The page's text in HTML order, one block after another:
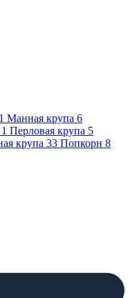
Манная крупа 6
1 Перловая крупа 5
крупа 33 Попкорн 8